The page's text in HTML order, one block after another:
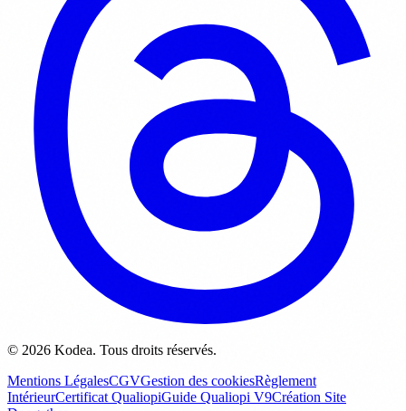
© 2026 Kodea. Tous droits réservés.
Mentions LégalesCGVGestion des cookiesRèglement
IntérieurCertificat QualiopiGuide Qualiopi V9Création Site